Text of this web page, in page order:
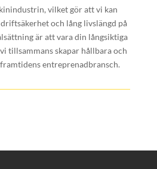
vilket gör att vi kan
och lång livslängd på
är att vara din långsiktiga
tillsammans skapar hållbara och
entreprenadbransch.